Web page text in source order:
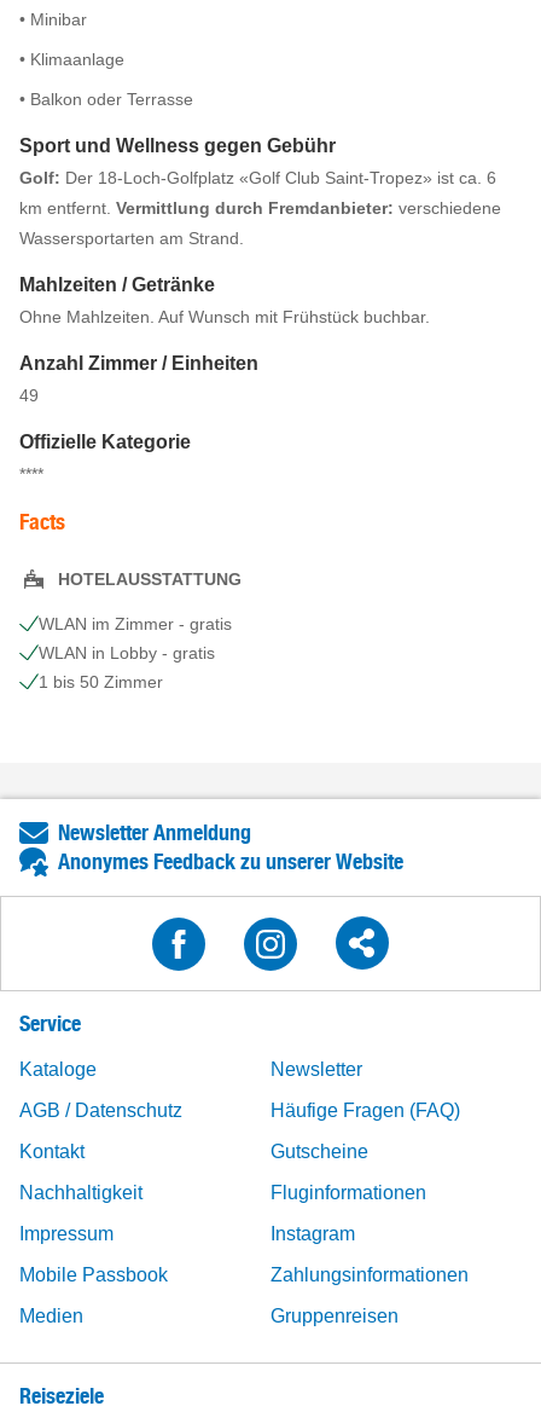
• Minibar
• Klimaanlage
• Balkon oder Terrasse
Sport und Wellness gegen Gebühr
Golf: Der 18-Loch-Golfplatz «Golf Club Saint-Tropez» ist ca. 6
km entfernt. Vermittlung durch Fremdanbieter: verschiedene
Wassersportarten am Strand.
Mahlzeiten / Getränke
Ohne Mahlzeiten. Auf Wunsch mit Frühstück buchbar.
Anzahl Zimmer / Einheiten
49
Offizielle Kategorie
****
Facts
HOTELAUSSTATTUNG
WLAN im Zimmer - gratis
WLAN in Lobby - gratis
1 bis 50 Zimmer
Newsletter Anmeldung
Anonymes Feedback zu unserer Website
Service
Kataloge
Newsletter
AGB / Datenschutz
Häufige Fragen (FAQ)
Kontakt
Gutscheine
Nachhaltigkeit
Fluginformationen
Impressum
Instagram
Mobile Passbook
Zahlungsinformationen
Medien
Gruppenreisen
Reiseziele